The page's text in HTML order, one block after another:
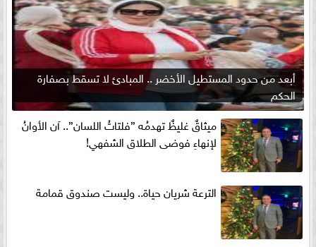
أبعد من حدود المستطيل الأخضر .. المبادئ لا تسقط بصفارة
الحكم
ميثاقٌ غليظٌ تهدمُه ”فلتاتُ اللسان”.. آن الأوانُ
لإنهاءِ فوضى الطلاق الشفهي!
الترعة شريان حياة.. وليست صندوق قمامة